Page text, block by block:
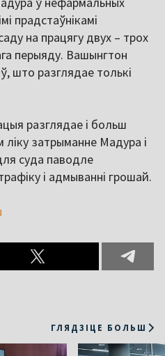
прадстаўнікамі
на працягу двух – трох
перыяду. Вашынгтон
што разглядае толькі
разглядае і больш
затрыманне Мадура і
суда паводле
і адмыванні грошай.
ГЛЯДЗІЦЕ БОЛЬШ